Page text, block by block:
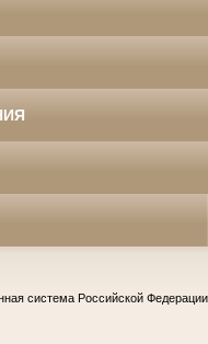
система Российской